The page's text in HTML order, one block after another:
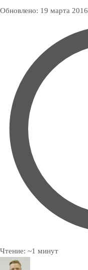
Обновлено: 19 марта 2016
Чтение: ~1 минут